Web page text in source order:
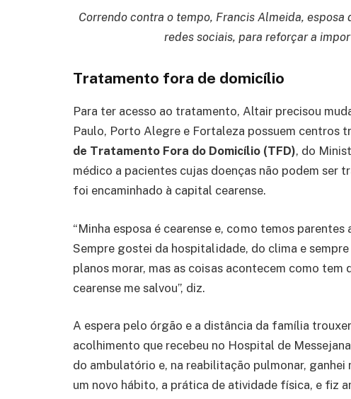
Correndo contra o tempo, Francis Almeida,
redes sociais, para reforçar a
Tratamento fora de domicílio
Para ter acesso ao tratamento, Altair precisou
Paulo, Porto Alegre e Fortaleza possuem centros
de Tratamento Fora do Domicílio (TFD), do
médico a pacientes cujas doenças não podem ser
foi encaminhado à capital cearense.
“Minha esposa é cearense e, como temos
Sempre gostei da hospitalidade, do clima e
planos morar, mas as coisas acontecem como tem
cearense me salvou”, diz.
A espera pelo órgão e a distância da família
acolhimento que recebeu no Hospital de
do ambulatório e, na reabilitação pulmonar,
um novo hábito, a prática de atividade física, e fiz